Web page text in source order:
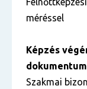
méréssel
Képzés
Szakmai